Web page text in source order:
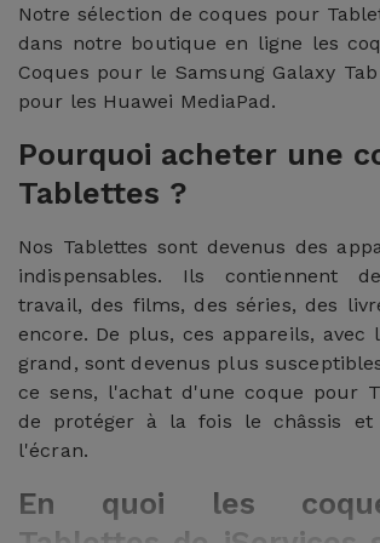
Notre sélection de coques pour
dans notre boutique en ligne les
Coques pour le Samsung Galaxy
pour les Huawei MediaPad.
Pourquoi acheter une
Tablettes ?
Nos Tablettes sont devenus des
indispensables. Ils contiennent
travail, des films, des séries, des
encore. De plus, ces appareils,
grand, sont devenus plus
ce sens, l'achat d'une coque pour
de protéger à la fois le châssis et
l'écran.
En quoi les